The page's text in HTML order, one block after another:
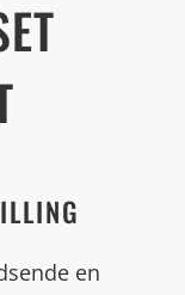
en